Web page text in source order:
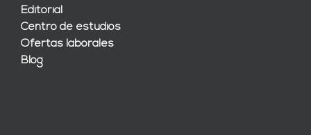
Editorial
Centro de estudios
Ofertas laborales
Blog